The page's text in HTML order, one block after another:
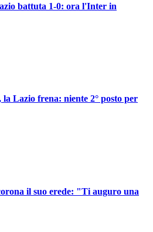
battuta 1-0: ora l'Inter in
Lazio frena: niente 2° posto per
il suo erede: "Ti auguro una